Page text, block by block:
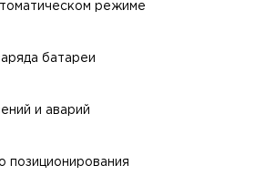
режиме
батареи
и аварий
позиционирования